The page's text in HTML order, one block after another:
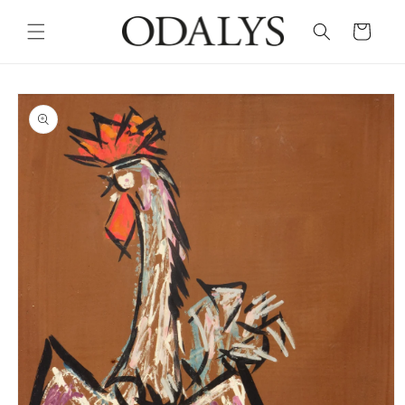
content
Cart
Skip to
product
information